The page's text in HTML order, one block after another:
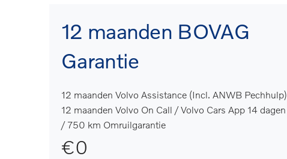
12 maanden BOVAG
Garantie
12 maanden Volvo Assistance (Incl. ANWB Pechhulp)
12 maanden Volvo On Call / Volvo Cars App 14 dagen
/ 750 km Omruilgarantie
€0